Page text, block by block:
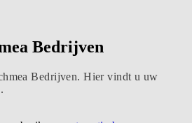
Bedrijven
Bedrijven. Hier vindt u uw